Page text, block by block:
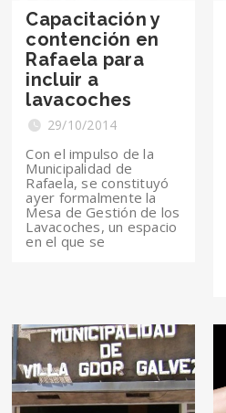
Capacitación y
contención en
Rafaela para
incluir a
lavacoches
29/10/2014
Con el impulso de la
Municipalidad de
Rafaela, se constituyó
ayer formalmente la
Mesa de Gestión de los
Lavacoches, un espacio
en el que se